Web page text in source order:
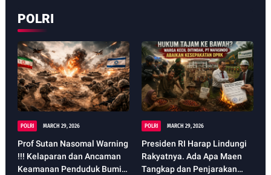
Kabupaten Bogor Terkait
PPID
POLRI
POLRI MARCH 29, 2026
Prof Sutan Nasomal Warning
!!! Kelaparan dan Ancaman
Keamanan Penduduk Bumi
POLRI MARCH 29, 2026
Presiden RI Harap Lindungi
Rakyatnya. Ada Apa Maen
Tangkap dan Penjarakan